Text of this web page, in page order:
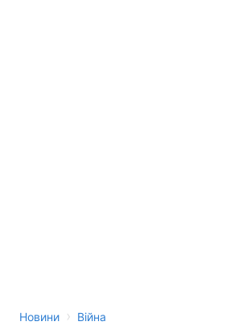
Новини › Війна